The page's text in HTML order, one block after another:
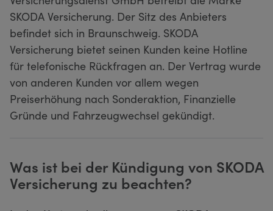
SKODA Versicherung. Der Sitz des Anbieters
befindet sich in Braunschweig. SKODA
Versicherung bietet seinen Kunden keine Hotline
für telefonische Rückfragen an. Der Vertrag wurde
von anderen Kunden vor allem wegen
Preiserhöhung nach Sonderaktion, Finanzielle
Gründe und Fahrzeugwechsel gekündigt.
Was ist bei der Kündigung von SKODA
Versicherung zu beachten?